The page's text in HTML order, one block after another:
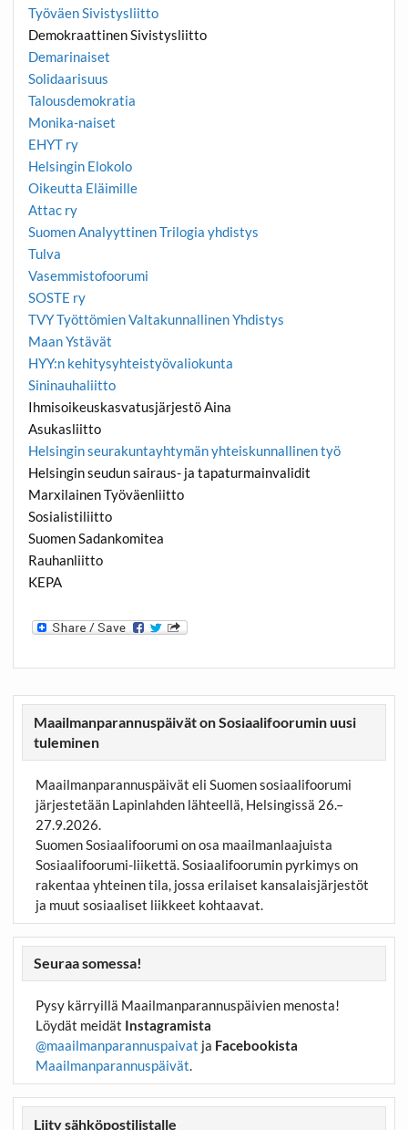
Työväen Sivistysliitto
Demokraattinen Sivistysliitto
Demarinaiset
Solidaarisuus
Talousdemokratia
Monika-naiset
EHYT ry
Helsingin Elokolo
Oikeutta Eläimille
Attac ry
Suomen Analyyttinen Trilogia yhdistys
Tulva
Vasemmistofoorumi
SOSTE ry
TVY Työttömien Valtakunnallinen Yhdistys
Maan Ystävät
HYY:n kehitysyhteistyövaliokunta
Sininauhaliitto
Ihmisoikeuskasvatusjärjestö Aina
Asukasliitto
Helsingin seurakuntayhtymän yhteiskunnallinen työ
Helsingin seudun sairaus- ja tapaturmainvalidit
Marxilainen Työväenliitto
Sosialistiliitto
Suomen Sadankomitea
Rauhanliitto
KEPA
Maailmanparannuspäivät on Sosiaalifoorumin uusi
tuleminen
Maailmanparannuspäivät eli Suomen sosiaalifoorumi
järjestetään Lapinlahden lähteellä, Helsingissä 26.–
27.9.2026.
Suomen Sosiaalifoorumi on osa maailmanlaajuista
Sosiaalifoorumi-liikettä. Sosiaalifoorumin pyrkimys on
rakentaa yhteinen tila, jossa erilaiset kansalaisjärjestöt
ja muut sosiaaliset liikkeet kohtaavat.
Seuraa somessa!
Pysy kärryillä Maailmanparannuspäivien menosta!
Löydät meidät Instagramista
@maailmanparannuspaivat ja Facebookista
Maailmanparannuspäivät.
Liity sähköpostilistalle